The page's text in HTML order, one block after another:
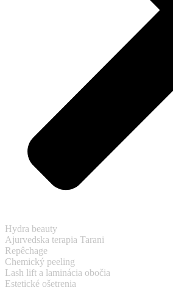
Hydra beauty
Ajurvedska terapia Tarani
Repêchage
Chemický peeling
Lash lift a laminácia obočia
Estetické ošetrenia